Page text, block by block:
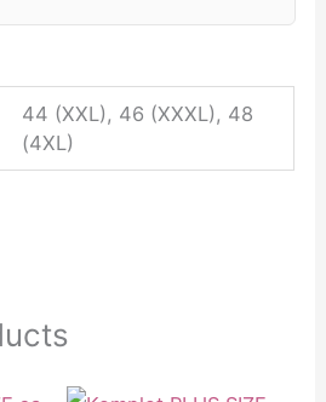
44 (XXL), 46 (XXXL), 48
(4XL)